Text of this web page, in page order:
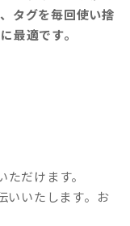
タグを毎回使い捨
最適です。
だけます。
いいたします。お